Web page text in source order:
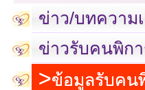
ข่าว/บทความ
ข่าวรับคนพิก
ข้อมูลรับคน